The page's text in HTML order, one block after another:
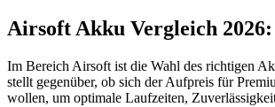
Airsoft Akku Vergleich
Im Bereich Airsoft ist die Wahl des richtigen
stellt gegenüber, ob sich der Aufpreis für
wollen, um optimale Laufzeiten,